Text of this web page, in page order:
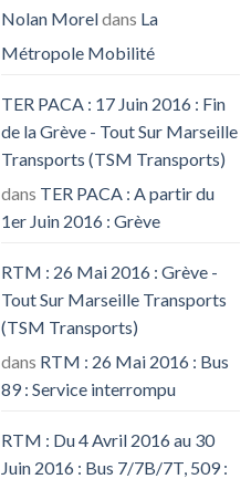
Nolan Moreldans La
Métropole Mobilité
TER PACA : 17 Juin 2016 : Fin
de la Grève - Tout Sur Marseille
Transports (TSM Transports)
dans TER PACA : A partir du
1er Juin 2016 : Grève
RTM : 26 Mai 2016 : Grève -
Tout Sur Marseille Transports
(TSM Transports)
dans RTM : 26 Mai 2016 : Bus
89 : Service interrompu
RTM : Du 4 Avril 2016 au 30
Juin 2016 : Bus 7/7B/7T, 509 :